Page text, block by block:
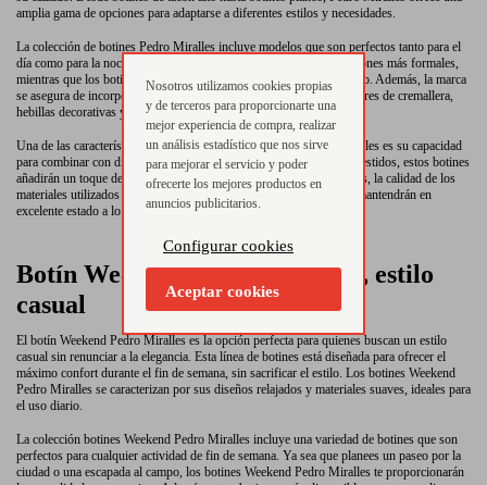
amplia gama de opciones para adaptarse a diferentes estilos y necesidades.
La colección de botines Pedro Miralles incluye modelos que son perfectos tanto para el
día como para la noche. Los botines de tacón son ideales para ocasiones más formales,
mientras que los botines planos ofrecen comodidad para el uso diario. Además, la marca
se asegura de incorporar detalles de moda en cada diseño, como cierres de cremallera,
hebillas decorativas y texturas en tendencia.
Una de las características más destacadas de los botines Pedro Miralles es su capacidad
para combinar con diferentes atuendos. Ya sea con jeans, faldas o vestidos, estos botines
añadirán un toque de elegancia y estilo a cualquier conjunto. Además, la calidad de los
materiales utilizados en su fabricación garantiza que los botines se mantendrán en
excelente estado a lo largo del tiempo.
Botín Weekend Pedro Miralles, estilo
casual
El botín Weekend Pedro Miralles es la opción perfecta para quienes buscan un estilo
casual sin renunciar a la elegancia. Esta línea de botines está diseñada para ofrecer el
máximo confort durante el fin de semana, sin sacrificar el estilo. Los botines Weekend
Pedro Miralles se caracterizan por sus diseños relajados y materiales suaves, ideales para
el uso diario.
La colección botines Weekend Pedro Miralles incluye una variedad de botines que son
perfectos para cualquier actividad de fin de semana. Ya sea que planees un paseo por la
ciudad o una escapada al campo, los botines Weekend Pedro Miralles te proporcionarán
Nosotros utilizamos cookies propias
y de terceros para proporcionarte una
mejor experiencia de compra, realizar
un análisis estadístico que nos sirve
para mejorar el servicio y poder
ofrecerte los mejores productos en
anuncios publicitarios.
Configurar cookies
Aceptar cookies